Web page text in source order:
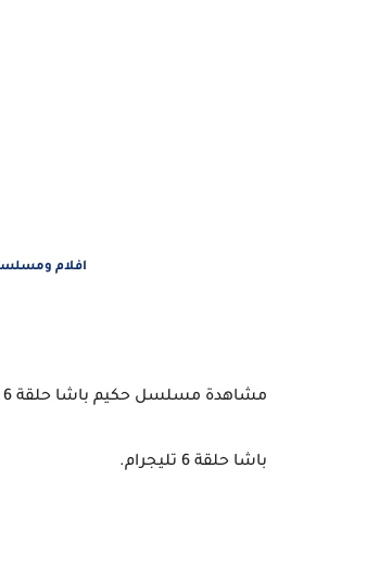
افلام
باشا حلقة 6 تليجرام.